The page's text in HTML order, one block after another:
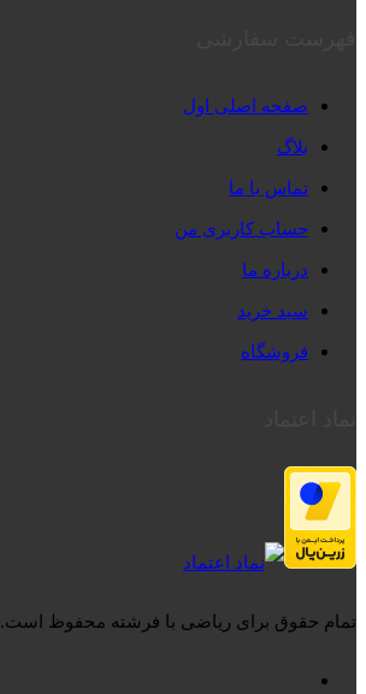
صفحه اصلی اول
بلاگ
تماس با ما
حساب کاربری من
درباره ما
سبد خرید
فروشگاه
تمام حقوق برای ریاضی با فرشته محفوظ است.